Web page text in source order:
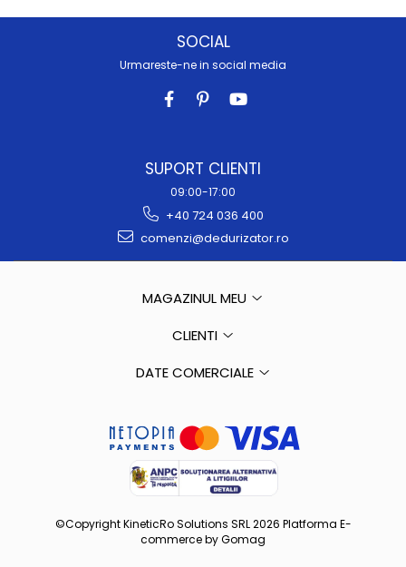
SOCIAL
Urmareste-ne in social media
SUPORT CLIENTI
09:00-17:00
+40 724 036 400
comenzi@dedurizator.ro
MAGAZINUL MEU
CLIENTI
DATE COMERCIALE
©Copyright KineticRo Solutions SRL 2026 Platforma E-
commerce by Gomag